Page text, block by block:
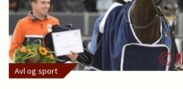
Avl og sport